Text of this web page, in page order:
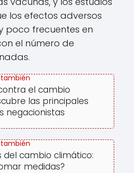
los efectos adversos
poco frecuentes en
el número de
el cambio
las principales
negacionistas
del cambio climático:
medidas?